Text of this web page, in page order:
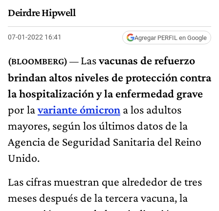
Deirdre Hipwell
07-01-2022 16:41 Agregar PERFIL en Google
Lasvacunas de refuerzo
brindan altos niveles de protección contra
la hospitalización y la enfermedad grave
por lavariante ómicron a los adultos
mayores, según los últimos datos de la
Agencia de Seguridad Sanitaria del Reino
Unido.
Las cifras muestran que alrededor de tres
meses después de la tercera vacuna, la